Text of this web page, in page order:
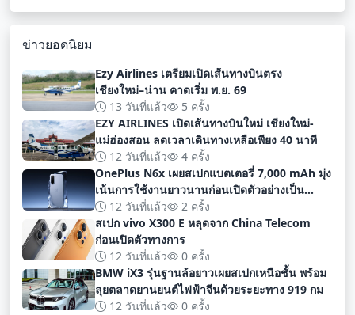
ข่าวยอดนิยม
Ezy Airlines เตรียมเปิดเส้นทางบินตรง
เชียงใหม่–น่าน คาดเริ่ม พ.ย. 69
13 วันที่แล้ว
5 ครั้ง
EZY AIRLINES เปิดเส้นทางบินใหม่ เชียงใหม่-
แม่ฮ่องสอน ลดเวลาเดินทางเหลือเพียง 40 นาที
12 วันที่แล้ว
4 ครั้ง
OnePlus N6x เผยสเปกแบตเตอรี่ 7,000 mAh มุ่ง
เน้นการใช้งานยาวนานก่อนเปิดตัวอย่างเป็น
ทางการ
12 วันที่แล้ว
2 ครั้ง
สเปก vivo X300 E หลุดจาก China Telecom
ก่อนเปิดตัวทางการ
12 วันที่แล้ว
0 ครั้ง
BMW iX3 รุ่นฐานล้อยาวเผยสเปกเหนือชั้น พร้อม
ลุยตลาดยานยนต์ไฟฟ้าจีนด้วยระยะทาง 919 กม
12 วันที่แล้ว
0 ครั้ง